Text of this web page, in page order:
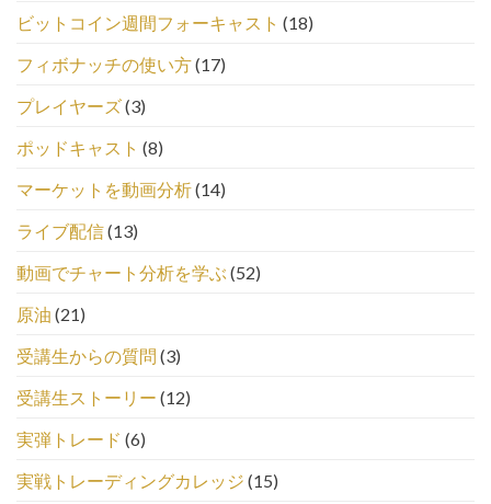
ビットコイン週間フォーキャスト (18)
フィボナッチの使い方(17)
プレイヤーズ(3)
ポッドキャスト (8)
マーケットを動画分析(14)
ライブ配信(13)
動画でチャート分析を学ぶ (52)
原油 (21)
受講生からの質問 (3)
受講生ストーリー (12)
実弾トレード (6)
実戦トレーディングカレッジ (15)